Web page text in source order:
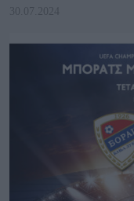
30.07.2024